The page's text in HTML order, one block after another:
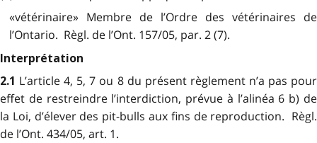
«vétérinaire» Membre de l’Ordre des vétérinaires de
l’Ontario. Règl. de l’Ont. 157/05, par. 2 (7).
Interprétation
2.1 L’article 4, 5, 7 ou 8 du présent règlement n’a pas pour
effet de restreindre l’interdiction, prévue à l’alinéa 6 b) de
la Loi, d’élever des pit-bulls aux fins de reproduction. Règl.
de l’Ont. 434/05, art. 1.